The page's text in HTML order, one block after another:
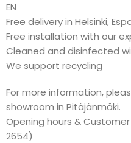
EN
Free delivery in Helsinki,
Free installation with our
Cleaned and disinfected
We support recycling
For more information,
showroom in Pitäjänmäki.
Opening hours &
2654)